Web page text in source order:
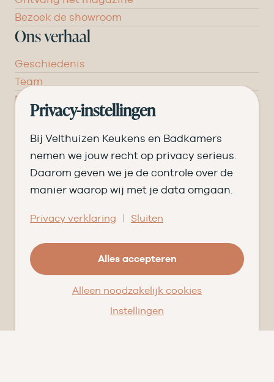
Bezoek de showroom
Ons verhaal
Geschiedenis
Team
Nieuws
Pluspunten
Vacatures ➑
Openingstijden
09.00 tot 17.30
09.00 tot 20.00
09.00 tot 16.30
Privacy-instellingen
Bij Velthuizen Keukens en Badkamers
nemen we jouw recht op privacy serieus.
Daarom geven we je de controle over de
manier waarop wij met je data omgaan.
Privacy verklaring | Sluiten
Alles accepteren
Alleen noodzakelijk cookies
Instellingen